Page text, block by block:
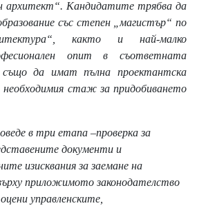
архитект“. Кандидатите трябва да
със степен „магистър“ по
както и най-малко
опит в съответната
също да имат пълна проектантска
необходимия стаж за придобиването
в три етапа –проверка за
документи и
изисквания за заемане на
приложимото законодателство
управленските,